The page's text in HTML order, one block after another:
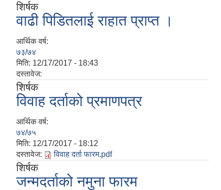
शिर्षक
वाढी पिडितलाई राहात प्राप्त ।
आर्थिक वर्ष:
७३/७४
मिति: 12/17/2017 - 18:43
दस्तावेज:
शिर्षक
विवाह दर्ताको प्रमाणपत्र
आर्थिक वर्ष:
७४/७५
मिति: 12/17/2017 - 18:12
दस्तावेज:
विवाह दर्ता फारम.pdf
शिर्षक
जन्मदर्ताको नमुना फारम